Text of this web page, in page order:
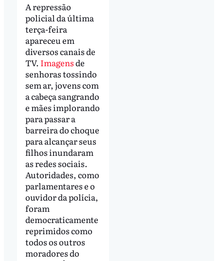
A repressão
policial da última
terça-feira
apareceu em
diversos canais de
TV. Imagensde
senhoras tossindo
sem ar, jovens com
a cabeça sangrando
e mães implorando
para passar a
barreira do choque
para alcançar seus
filhos inundaram
as redes sociais.
Autoridades, como
parlamentares e o
ouvidor da polícia,
foram
democraticamente
reprimidos como
todos os outros
moradores do